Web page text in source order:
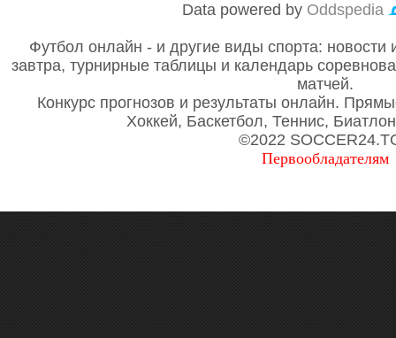
Data powered by Oddspedia
Футбол онлайн - и другие виды спорта: новости
завтра, турнирные таблицы и календарь
матчей.
Конкурс прогнозов и результаты онлайн.
Хоккей, Баскетбол, Теннис,
©2022
Первообладателям